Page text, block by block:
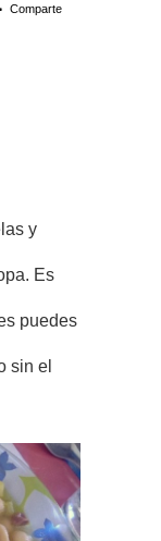
Comparte
y
Es
puedes
sin el